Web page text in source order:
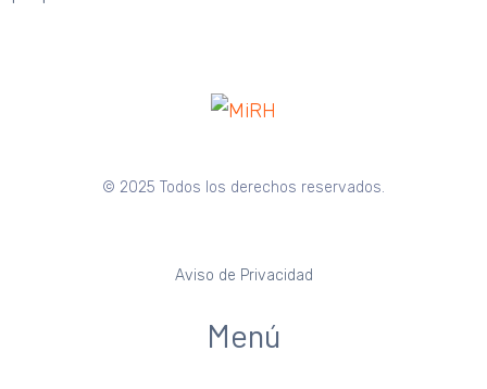
© 2025 Todos los derechos reservados.
Aviso de Privacidad
Menú